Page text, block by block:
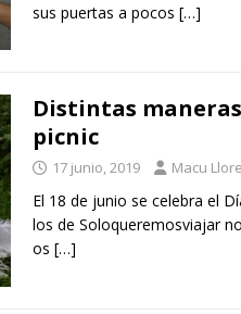
sus puertas a pocos […]
Distintas
picnic
17 junio, 2019 Macu
El 18 de junio se celebra el
los de Soloqueremosviajar
os […]